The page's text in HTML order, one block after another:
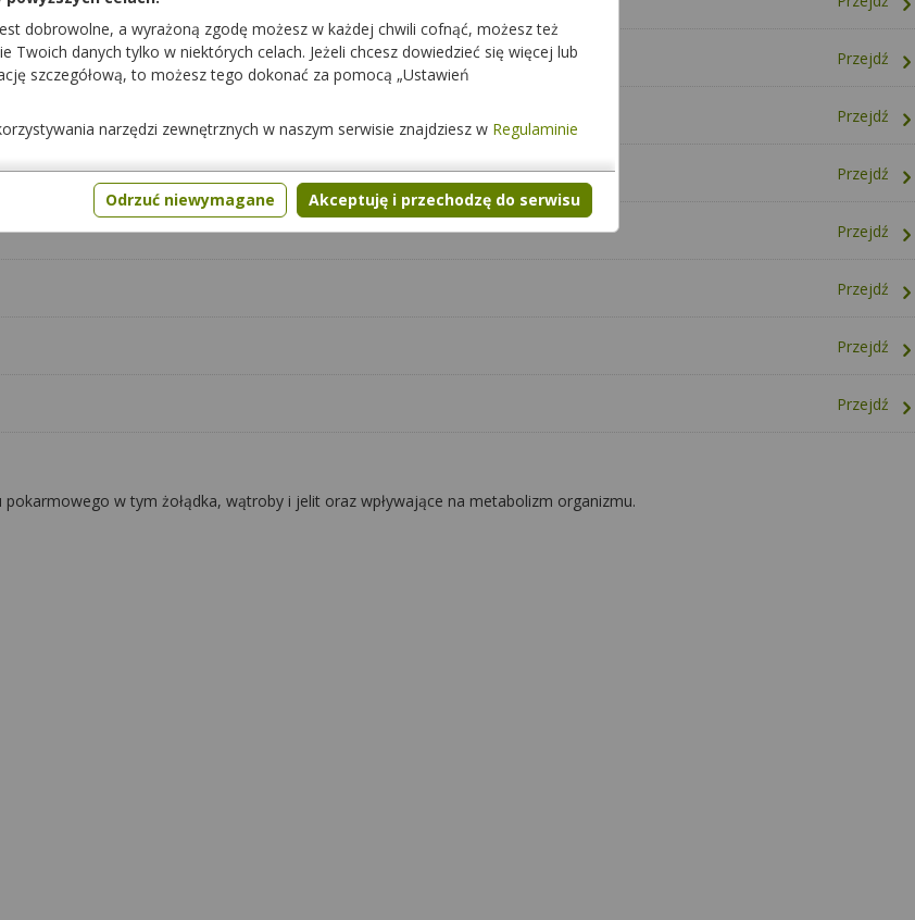
Przejdź
Przejdź
Przejdź
Przejdź
Przejdź
Przejdź
Przejdź
w tym żołądka, wątroby i jelit oraz wpływające na metabolizm organizmu.
dobrowolne, a wyrażoną zgodę możesz w każdej chwili cofnąć, możesz też
Twoich danych tylko w niektórych celach. Jeżeli chcesz dowiedzieć się więcej lub
szczegółową, to możesz tego dokonać za pomocą „Ustawień
narzędzi zewnętrznych w naszym serwisie znajdziesz w Regulaminie
Odrzuć niewymagane Akceptuję i przechodzę do serwisu